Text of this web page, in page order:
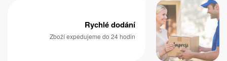
Rychlé dodání
Zboží expedujeme do 24 hodin